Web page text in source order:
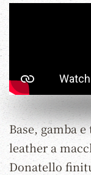
Base, gamba
leather a
Donatello